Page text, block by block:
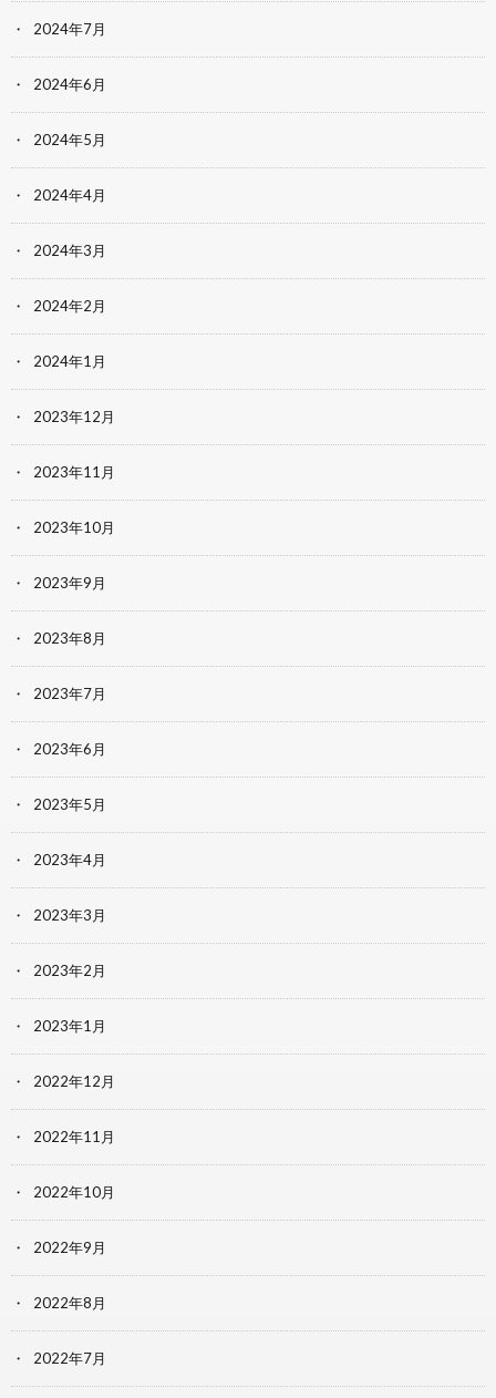
2024年7月
2024年6月
2024年5月
2024年4月
2024年3月
2024年2月
2024年1月
2023年12月
2023年11月
2023年10月
2023年9月
2023年8月
2023年7月
2023年6月
2023年5月
2023年4月
2023年3月
2023年2月
2023年1月
2022年12月
2022年11月
2022年10月
2022年9月
2022年8月
2022年7月